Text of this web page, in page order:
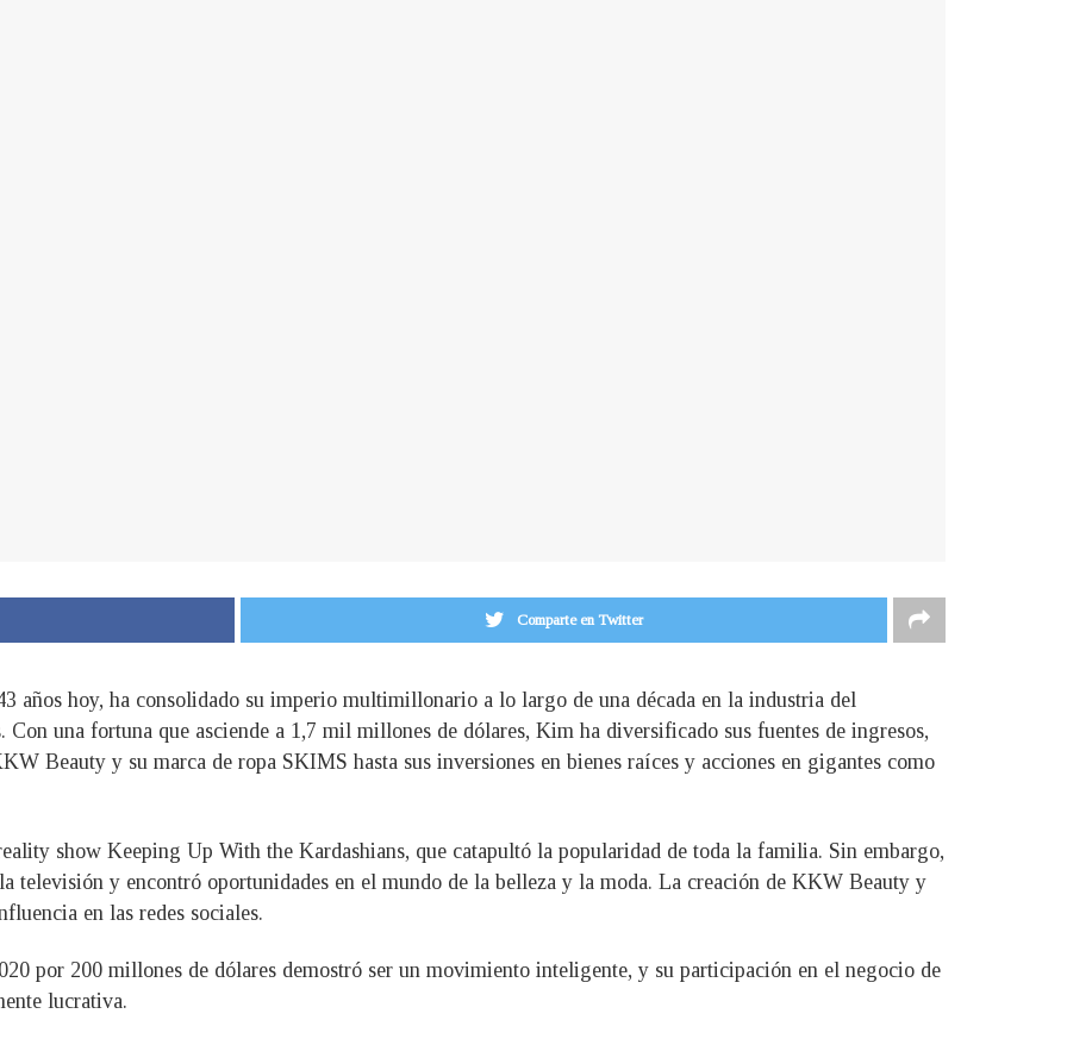
Comparte en Twitter
años hoy, ha consolidado su imperio multimillonario a lo largo de una década en la industria del
Con una fortuna que asciende a 1,7 mil millones de dólares, Kim ha diversificado sus fuentes de ingresos,
Beauty y su marca de ropa SKIMS hasta sus inversiones en bienes raíces y acciones en gigantes como
show Keeping Up With the Kardashians, que catapultó la popularidad de toda la familia. Sin embargo,
televisión y encontró oportunidades en el mundo de la belleza y la moda. La creación de KKW Beauty y
en las redes sociales.
por 200 millones de dólares demostró ser un movimiento inteligente, y su participación en el negocio de
lucrativa.